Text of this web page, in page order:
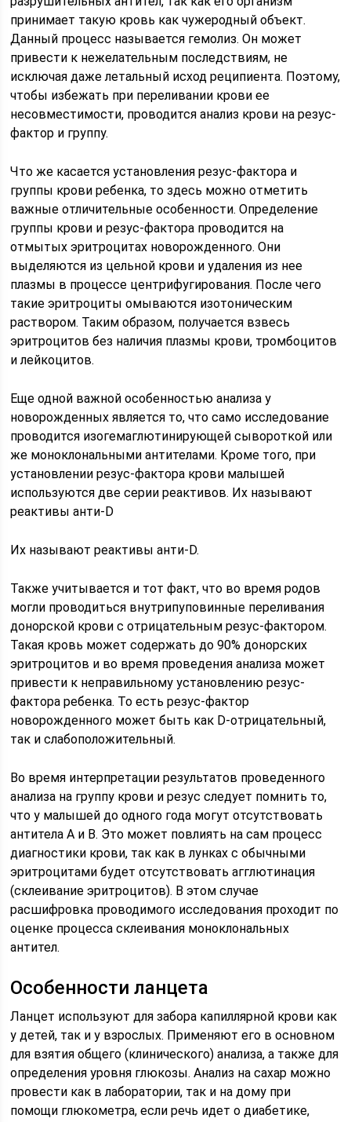
принимает такую кровь как чужеродный объект.
Данный процесс называется гемолиз. Он может
привести к нежелательным последствиям, не
исключая даже летальный исход реципиента. Поэтому,
чтобы избежать при переливании крови ее
несовместимости, проводится анализ крови на резус-
фактор и группу.
Что же касается установления резус-фактора и
группы крови ребенка, то здесь можно отметить
важные отличительные особенности. Определение
группы крови и резус-фактора проводится на
отмытых эритроцитах новорожденного. Они
выделяются из цельной крови и удаления из нее
плазмы в процессе центрифугирования. После чего
такие эритроциты омываются изотоническим
раствором. Таким образом, получается взвесь
эритроцитов без наличия плазмы крови, тромбоцитов
и лейкоцитов.
Еще одной важной особенностью анализа у
новорожденных является то, что само исследование
проводится изогемаглютинирующей сывороткой или
же моноклональными антителами. Кроме того, при
установлении резус-фактора крови малышей
используются две серии реактивов. Их называют
реактивы анти-D
Их называют реактивы анти-D.
Также учитывается и тот факт, что во время родов
могли проводиться внутрипуповинные переливания
донорской крови с отрицательным резус-фактором.
Такая кровь может содержать до 90% донорских
эритроцитов и во время проведения анализа может
привести к неправильному установлению резус-
фактора ребенка. То есть резус-фактор
новорожденного может быть как D-отрицательный,
так и слабоположительный.
Во время интерпретации результатов проведенного
анализа на группу крови и резус следует помнить то,
что у малышей до одного года могут отсутствовать
антитела А и В. Это может повлиять на сам процесс
диагностики крови, так как в лунках с обычными
эритроцитами будет отсутствовать агглютинация
(склеивание эритроцитов). В этом случае
расшифровка проводимого исследования проходит по
оценке процесса склеивания моноклональных
антител.
Особенности ланцета
Ланцет используют для забора капиллярной крови как
у детей, так и у взрослых. Применяют его в основном
для взятия общего (клинического) анализа, а также для
определения уровня глюкозы. Анализ на сахар можно
провести как в лаборатории, так и на дому при
помощи глюкометра, если речь идет о диабетике,